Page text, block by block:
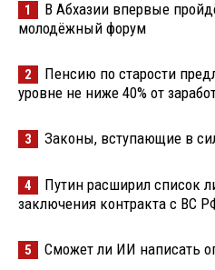
1
В Абхазии впервые
молодёжный форум
2
Пенсию по старости
уровне не ниже 40% от
3 Законы, вступающие в
4
Путин расширил список
заключения контракта с ВС
5 Сможет ли ИИ написать